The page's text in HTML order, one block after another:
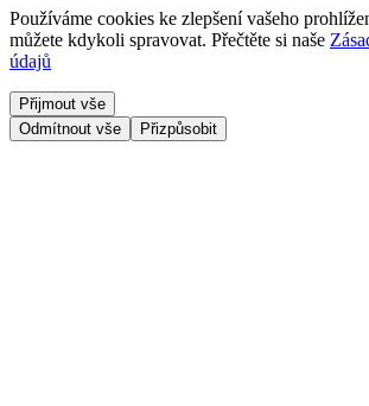
Používáme cookies ke zlepšení vašeho
můžete kdykoli spravovat. Přečtěte si naše
údajů
Přijmout vše
Odmítnout vše
Přizpůsobit